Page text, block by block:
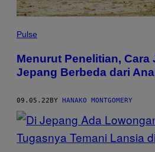
Pulse
Menurut Penelitian, Cara
Jepang Berbeda dari
09.05.22BY HANAKO MONTGOMERY